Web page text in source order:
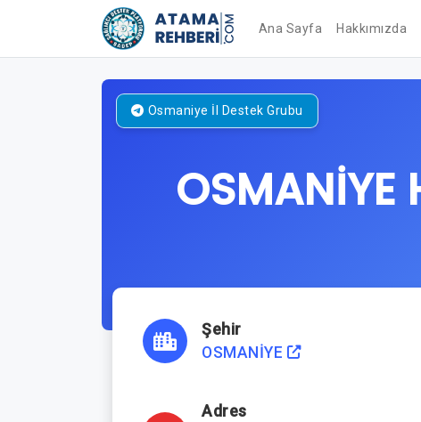
Ana Sayfa Hakkımızda
OSMANİYE
Osmaniye İl Destek Grubu
Şehir
OSMANİYE
Adres